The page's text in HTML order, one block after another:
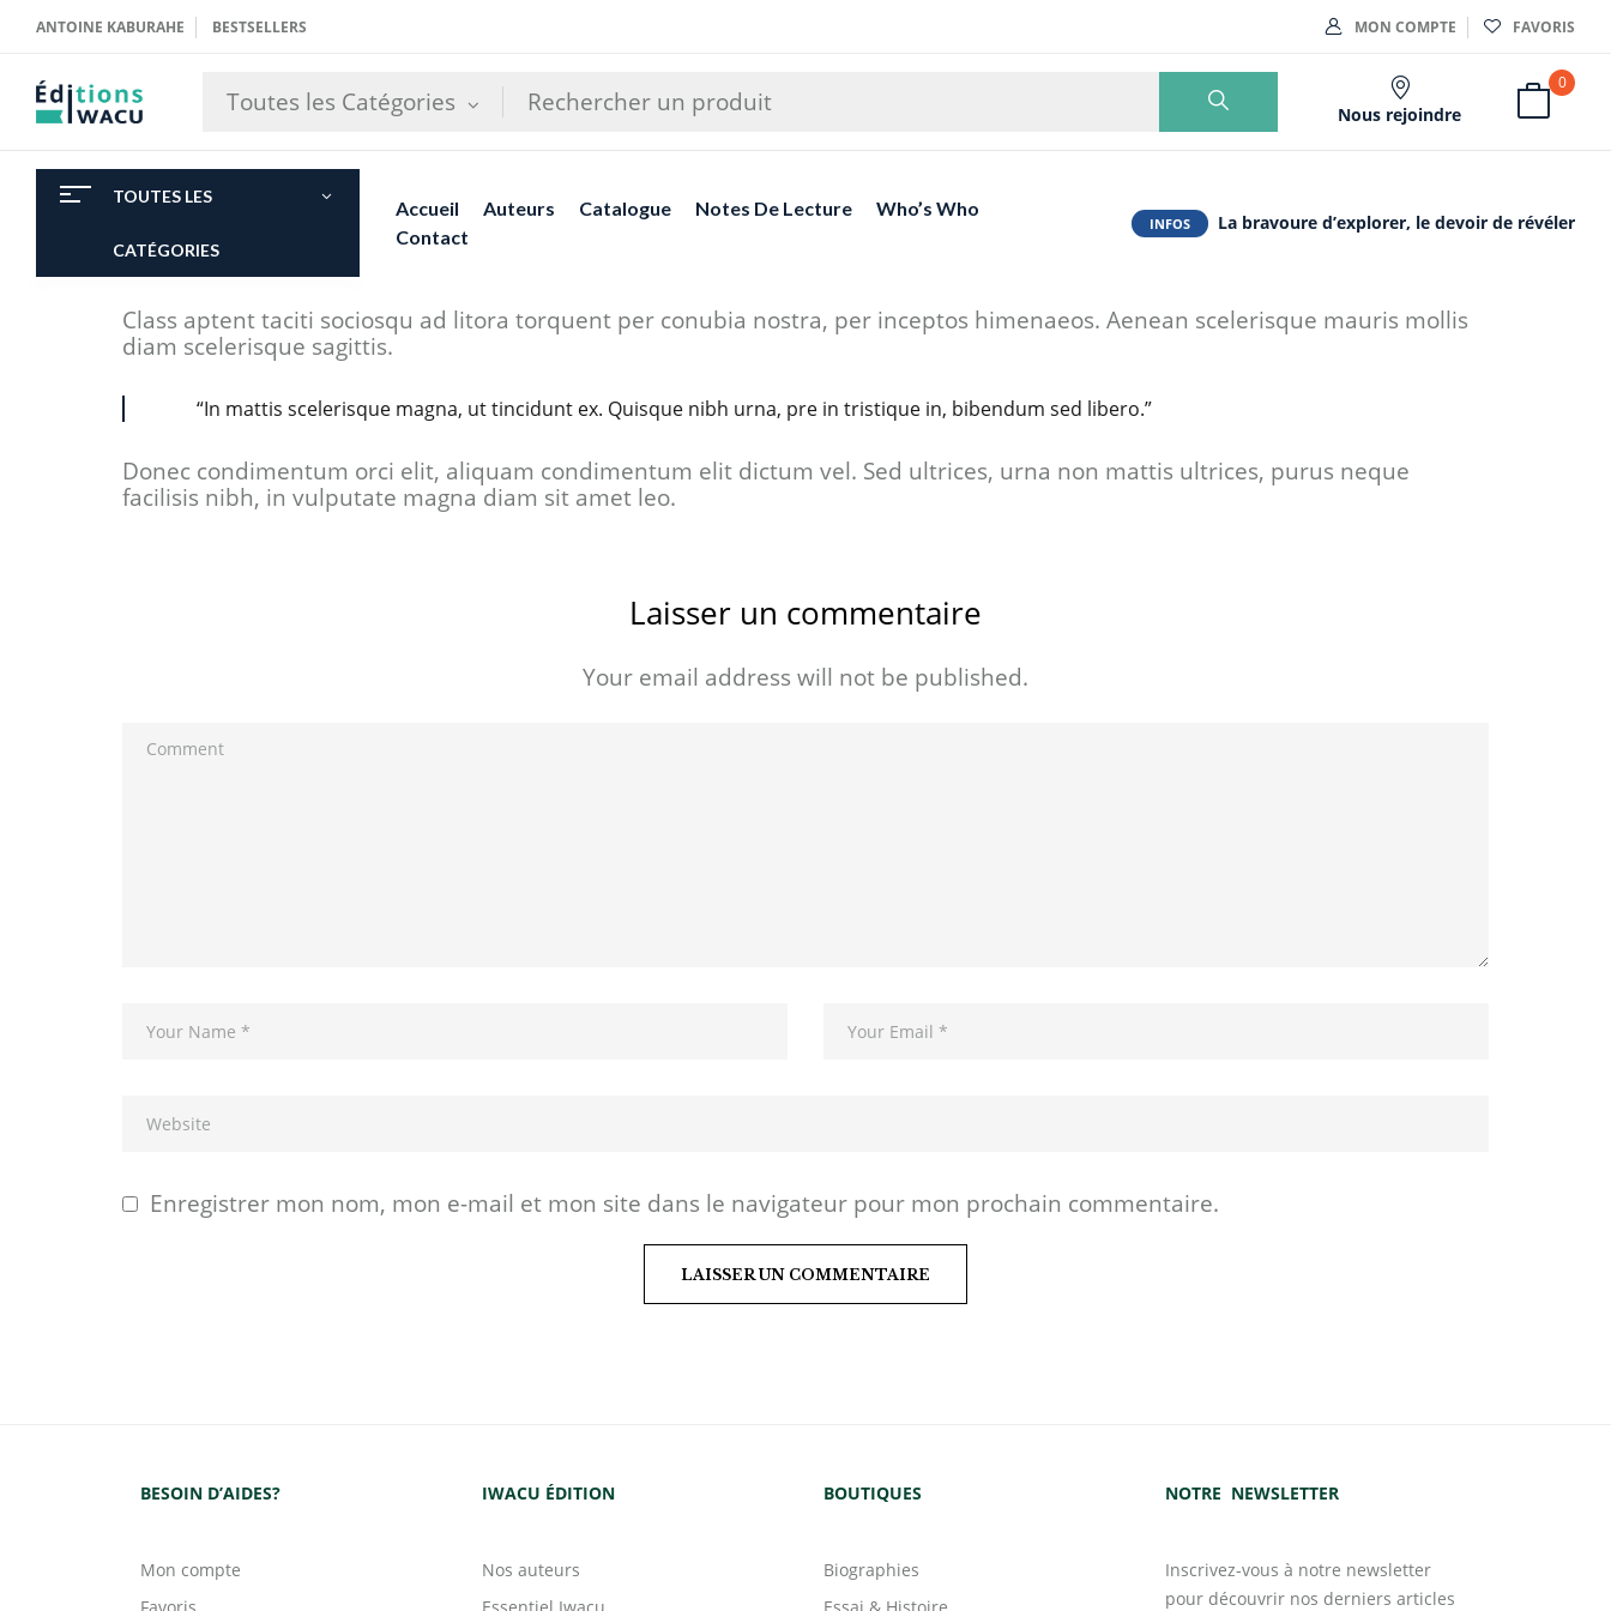
ANTOINE KABURAHE BESTSELLERS MON COMPTE FAVORIS
Toutes les Catégories Nous rejoindre
0
TOUTES LES
CATÉGORIES
Accueil Auteurs Catalogue Notes De Lecture
Who’s Who
Contact
INFOS La bravoure d’explorer, le devoir de révéler
Class aptent taciti sociosqu ad litora torquent per conubia nostra, per inceptos himenaeos. Aenean scelerisque mauris mollis
diam scelerisque sagittis.
“In mattis scelerisque magna, ut tincidunt ex. Quisque nibh urna, pre in tristique in, bibendum sed libero.”
Donec condimentum orci elit, aliquam condimentum elit dictum vel. Sed ultrices, urna non mattis ultrices, purus neque
facilisis nibh, in vulputate magna diam sit amet leo.
Laisser un commentaire
Your email address will not be published.
Enregistrer mon nom, mon e-mail et mon site dans le navigateur pour mon prochain commentaire.
BESOIN D’AIDES?
Mon compte
IWACU ÉDITION
Nos auteurs
BOUTIQUES
Biographies
NOTRE NEWSLETTER
Inscrivez-vous à notre newsletter
pour découvrir nos derniers articles